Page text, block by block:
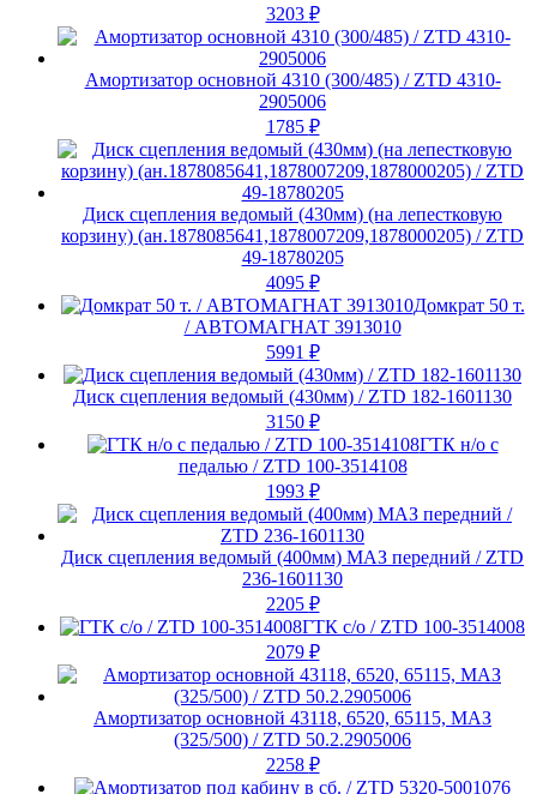
3203 ₽
Амортизатор основной 4310 (300/485) / ZTD 4310-
2905006
1785 ₽
Диск сцепления ведомый (430мм) (на лепестковую
корзину) (ан.1878085641,1878007209,1878000205) / ZTD
49-18780205
4095 ₽
Домкрат 50 т.
/ АВТОМАГНАТ 3913010
5991 ₽
Диск сцепления ведомый (430мм) / ZTD 182-1601130
3150 ₽
ГТК н/о с
педалью / ZTD 100-3514108
1993 ₽
Диск сцепления ведомый (400мм) МАЗ передний / ZTD
236-1601130
2205 ₽
ГТК с/о / ZTD 100-3514008
2079 ₽
Амортизатор основной 43118, 6520, 65115, МАЗ
(325/500) / ZTD 50.2.2905006
2258 ₽